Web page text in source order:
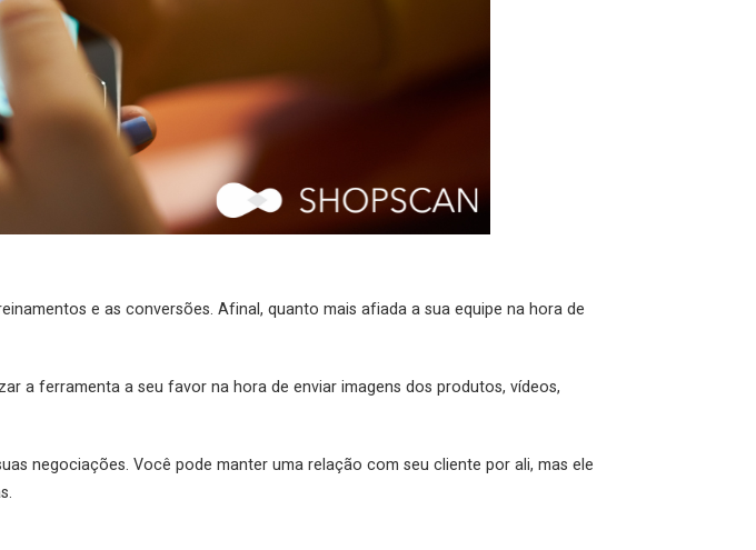
e as conversões. Afinal, quanto mais afiada a sua equipe na hora de
a ferramenta a seu favor na hora de enviar imagens dos produtos, vídeos,
negociações. Você pode manter uma relação com seu cliente por ali, mas ele